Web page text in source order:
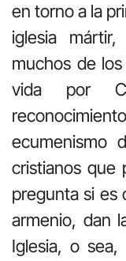
en torno a la
iglesia
muchos de
vida por
ecumenismo
cristianos que
pregunta si es
armenio, dan
Iglesia, o